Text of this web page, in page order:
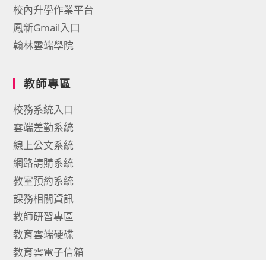
校內升學作業平台
鳳新Gmail入口
翰林雲端學院
教師專區
校務系統入口
雲端差勤系統
線上公文系統
網路請購系統
教室預約系統
課務相關資訊
教師研習專區
教育雲端硬碟
教育雲電子信箱